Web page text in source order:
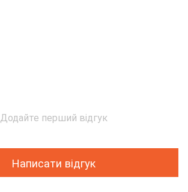
Додайте перший відгук
Написати відгук